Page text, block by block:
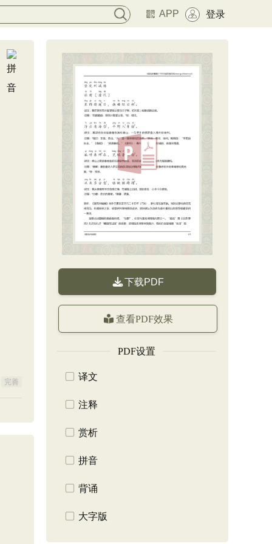
APP 登录
完善
下载PDF
查看PDF效果
PDF设置
译文
注释
赏析
拼音
背诵
大字版